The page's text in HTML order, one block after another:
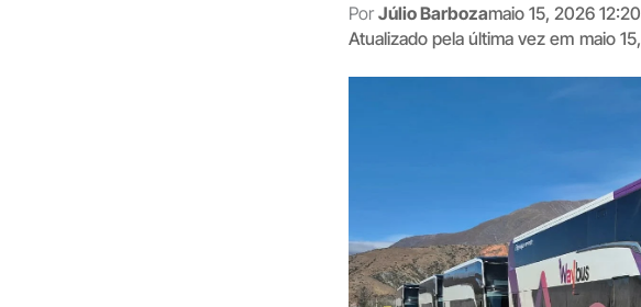
Por Júlio Barbozamaio 15, 2026
Atualizado pela última vez em maio